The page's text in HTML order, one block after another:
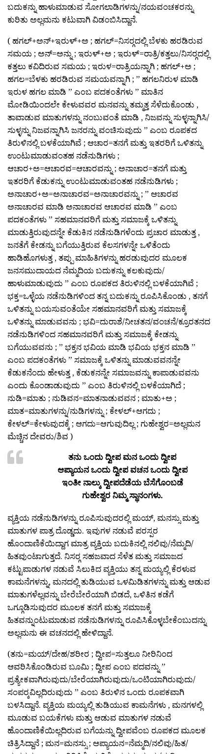
ಬದುಕನ್ನು ಹಾಳುಮಾಡುವ ಸೋಗಲಾಡಿಗಳನ್ನು/ನಯವಂಚಕರನ್ನು
ಕುರಿತು ಅಲ್ಲಮನು ಕಟುವಾಗಿ ವಿಡಂಬಿಸಿದ್ದಾನೆ.
( ಹಗಲ್+ಅನ್+ಇರುಳ್+ಅ ; ಹಗಲ್=ನಿಸರ‍್ಗದಲ್ಲಿ ಬೆಳಕು ಹರಡಿರುವ
ಸಮಯ ; ಅನ್=ಅನ್ನು ; ಇರುಳ್+ಅ ; ಇರುಳ್=ರಾತ್ರಿ/ಕತ್ತಲು/ನಿಸರ‍್ಗದಲ್ಲಿ
ಕತ್ತಲು ಕವಿದಿರುವ ಸಮಯ ; ಇರುಳ=ರಾತ್ರಿಯನ್ನಾಗಿ ; ಹಗಲ್+ಅ ;
ಹಗಲ=ಬೆಳಕು ಹರಡಿರುವ ಸಮಯವನ್ನಾಗಿ ; ” ಹಗಲನಿರುಳ ಮಾಡಿ
ಇರುಳ ಹಗಲ ಮಾಡಿ ” ಎಂಬ ಪದಕಂತೆಗಳು ” ಮಾತಿನ
ಮೋಡಿಯಿಂದಲೇ ಕೇಳುವವರ ಮನವನ್ನು ತಮ್ಮತ್ತ ಸೆಳೆದುಕೊಂಡು ,
ತಾವಾಡುವ ಮಾತುಗಳನ್ನು ನಂಬುವಂತೆ ಮಾಡಿ , ನಿಜವನ್ನು ಸುಳ್ಳನ್ನಾಗಿಸಿ/
ಸುಳ್ಳನ್ನು ನಿಜವನ್ನಾಗಿಸಿ ಜನರನ್ನು ವಂಚಿಸುವುದು ” ಎಂಬ ರೂಪಕದ
ತಿರುಳಿನಲ್ಲಿ ಬಳಕೆಯಾಗಿವೆ ; ಆಚಾರ=ತನಗೆ ಮತ್ತು ಇತರರಿಗೆ ಒಳಿತನ್ನು
ಉಂಟುಮಾಡುವಂತಹ ನಡೆನುಡಿಗಳು ;
ಆಚಾರ+ಅ=ಆಚಾರವ=ಆಚಾರವನ್ನು ; ಅನಾಚಾರ=ತನಗೆ ಮತ್ತು
ಇತರರಿಗೆ ಕೆಡುಕನ್ನು ಉಂಟುಮಾಡುವಂತಹ ನಡೆನುಡಿಗಳು ;
ಅನಾಚಾರ+ಅ=ಅನಾಚಾರವ=ಅನಾಚಾರವನ್ನು ; ” ಆಚಾರವ
ಅನಾಚಾರವ ಮಾಡಿ ಅನಾಚಾರವ ಆಚಾರವ ಮಾಡಿ ” ಎಂಬ
ಪದಕಂತೆಗಳು ” ಸಹಮಾನವರಿಗೆ ಮತ್ತು ಸಮಾಜಕ್ಕೆ ಒಳಿತನ್ನು
ಮಾಡುತ್ತಿರುವುದನ್ನೇ ಕೆಡುಕಿನ ನಡೆನುಡಿಗಳೆಂದು ಪ್ರಚಾರ ಮಾಡುತ್ತ ,
ಜನತೆಗೆ ಕೇಡನ್ನು ಬಗೆಯುತ್ತಿರುವ ಕೆಲಸಗಳನ್ನೇ ಒಳಿತೆಂದು
ಹಾಡಿಹೊಗಳುತ್ತ , ತಪ್ಪು ಮಾಹಿತಿಗಳನ್ನು ಹರಡುವುದರ ಮೂಲಕ
ಜನಸಮುದಾಯದ ನೆಮ್ಮದಿಯ ಬದುಕನ್ನು ಕಲಕುವುದು/
ಹಾಳುಮಾಡುವುದು ” ಎಂಬ ರೂಪಕದ ತಿರುಳಿನಲ್ಲಿ ಬಳಕೆಯಾಗಿವೆ ;
ಭಕ್ತ=ಒಳ್ಳೆಯ ನಡೆನುಡಿಗಳಿಂದ ತನ್ನ ಬದುಕನ್ನು ರೂಪಿಸಿಕೊಂಡು , ತನಗೆ
ಒಳಿತನ್ನು ಬಯಸುವಂತೆಯೇ ಸಹಮಾನವರಿಗೆ ಮತ್ತು ಸಮಾಜಕ್ಕೆ
ಒಳಿತನ್ನು ಮಾಡುವವನು ; ಭವಿ=ದುರಾಶೆ/ನೀಚತನ/ವಂಚನೆ/ಕ್ರೂರತನದ
ನಡೆನುಡಿಗಳಿಂದ ಸಹಮಾನವರಿಗೆ ಮತ್ತು ಸಮಾಜಕ್ಕೆ ಕೇಡನ್ನು
ಬಗೆಯುವವನು ; ” ಭಕ್ತನ ಭವಿಯ ಮಾಡಿ ಭವಿಯ ಭಕ್ತನ ಮಾಡಿ ”
ಎಂಬ ಪದಕಂತೆಗಳು ” ಸಮಾಜಕ್ಕೆ ಒಳಿತನ್ನು ಮಾಡುವವನನ್ನೇ
ಕೆಡುಕನೆಂದು ಹೇಳುತ್ತ , ಕೆಡುಕನನ್ನೇ ಸಮಾಜವನ್ನು ಕಾಪಾಡುವವನು
ಎಂದು ಕೊಂಡಾಡುವುದು ” ಎಂಬ ತಿರುಳಿನಲ್ಲಿ ಬಳಕೆಯಾಗಿದೆ ;
ನುಡಿ=ಮಾತು ; ನುಡಿವನ=ಮಾತನಾಡುವವನ ; ಮಾತು+ಅ ;
ಮಾತ=ಮಾತುಗಳನ್ನು/ನುಡಿಗಳನ್ನು ; ಕೇಳಲ್+ಆಗದು ;
ಕೇಳಲ್=ಕೇಳುವುದಕ್ಕೆ ; ಆಗದು=ಆಗುವುದಿಲ್ಲ ; ಗುಹೇಶ್ವರ=ಅಲ್ಲಮನ
ಮೆಚ್ಚಿನ ದೇವರು/ಶಿವ )
ತನು ಒಂದು ದ್ವೀಪ ಮನ ಒಂದು ದ್ವೀಪ
ಆಪ್ಯಾಯನ ಒಂದು ದ್ವೀಪ ವಚನ ಒಂದು ದ್ವೀಪ
ಇಂತೀ ನಾಲ್ಕು ದ್ವೀಪದೆಡೆಯ ಬೆಸೆಗೊಂಬಡೆ
ಗುಹೇಶ್ವರ ನಿಮ್ಮ ಸ್ಥಾನಂಗಳು.
ವ್ಯಕ್ತಿಯ ನಡೆನುಡಿಗಳನ್ನು ರೂಪಿಸುವುದರಲ್ಲಿ ಮಯ್, ಮನಸ್ಸು ಮತ್ತು
ಮಾತುಗಳ ಪಾತ್ರ ದೊಡ್ಡದು. ಇವುಗಳ ನಡುವೆ ಪರಸ್ಪರ
ಹೊಂದಾಣಿಕೆಯಿದ್ದಾಗ ಮಾತ್ರ ವ್ಯಕ್ತಿಯ ಬದುಕಿನಲ್ಲಿ ನಲಿವು/ನೆಮ್ಮದಿ/
ಹಿತವುಂಟಾಗುತ್ತದೆ. ನಿಸರ‍್ಗ ಸಹಜವಾದ ಸೆಳೆತ ಮತ್ತು ಸಮಾಜದ
ಕಟ್ಟುಪಾಡುಗಳ ನಡುವೆ ಸಿಲುಕಿದ ವ್ಯಕ್ತಿಯು ತನ್ನ ಮಯ್ಯಲ್ಲಿ ಕೆರಳುವ
ಕಾಮನೆಗಳನ್ನು, ಮನದಲ್ಲಿ ತುಡಿಯುವ ಒಳಮಿಡಿತಗಳನ್ನು ಮತ್ತು ಆಡುವ
ಮಾತುಗಳೆಲ್ಲವನ್ನು ಬೇರೆಬೇರೆಯಾಗಿ ಬಿಡದೆ, ಒಳಿತಿನ ಕಡೆಗೆ
ಒಗ್ಗೂಡಿಸುವುದರ ಮೂಲಕ ತನಗೆ ಮತ್ತು ಸಮಾಜಕ್ಕೆ
ಹಿತವನ್ನುಂಟುಮಾಡುವ ನಡೆನುಡಿಗಳನ್ನು ರೂಪಿಸಿಕೊಳ್ಳಬೇಕೆಂಬುದನ್ನು
ಅಲ್ಲಮನು ಈ ವಚನದಲ್ಲಿ ಹೇಳಿದ್ದಾನೆ.
(ತನು=ಮಯ್/ದೇಹ/ಶರೀರ ; ದ್ವೀಪ=ಸುತ್ತಲೂ ನೀರಿನಿಂದ
ಆವರಿಸಿಕೊಂಡಿರುವ ಬೂಮಿ ; ದ್ವೀಪ ಎಂಬ ಪದವನ್ನು ”
ಪ್ರತ್ಯೇಕವಾಗಿರುವುದು/ಬೇರೆಯಾಗಿರುವುದು/ಒಂಟಿಯಾಗಿರುವುದು/
ಸಂಪರ‍್ಕವಿಲ್ಲದಿರುವುದು ” ಎಂಬ ತಿರುಳಿನ ಒಂದು ರೂಪಕವಾಗಿ
ಬಳಸಿದ್ದಾನೆ. ವ್ಯಕ್ತಿಯ ಮಯ್ಯಲ್ಲಿ ತುಡಿಯುವ ಕಾಮನೆಗಳು , ಮನಗಳಲ್ಲಿ
ಮೂಡುವ ಬಯಕೆಗಳು ಮತ್ತು ಆಡುವ ಮಾತುಗಳ ನಡುವೆ
ಹೊಂದಾಣಿಕೆಯಿಲ್ಲದಿರುವ ಬಗೆಯನ್ನು ದ್ವೀಪವೆಂಬ ರೂಪಕದ ಮೂಲಕ
ಚಿತ್ರಿಸಿದ್ದಾನೆ ; ಮನ=ಮನಸ್ಸು ; ಆಪ್ಯಾಯನ=ನೆಮ್ಮದಿ/ನಲಿವು/ಹಿತ/